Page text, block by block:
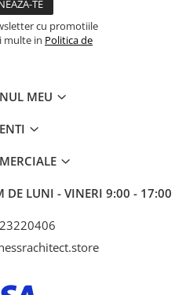
cu promotiile
multe in Politica de
MEU
DE LUNI - VINERI 9:00 - 17:00